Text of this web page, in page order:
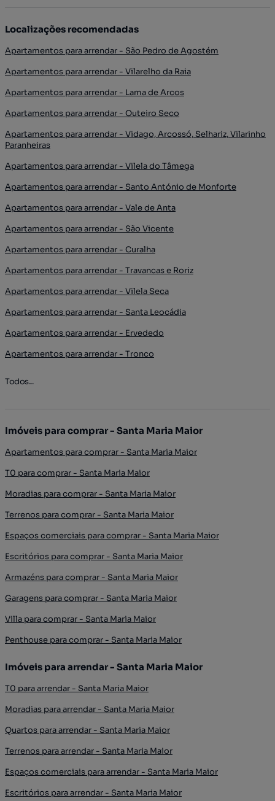
Localizações recomendadas
Apartamentos para arrendar - São Pedro de Agostém
Apartamentos para arrendar - Vilarelho da Raia
Apartamentos para arrendar - Lama de Arcos
Apartamentos para arrendar - Outeiro Seco
Apartamentos para arrendar - Vidago, Arcossó, Selhariz, Vilarinho
Paranheiras
Apartamentos para arrendar - Vilela do Tâmega
Apartamentos para arrendar - Santo António de Monforte
Apartamentos para arrendar - Vale de Anta
Apartamentos para arrendar - São Vicente
Apartamentos para arrendar - Curalha
Apartamentos para arrendar - Travancas e Roriz
Apartamentos para arrendar - Vilela Seca
Apartamentos para arrendar - Santa Leocádia
Apartamentos para arrendar - Ervededo
Apartamentos para arrendar - Tronco
Todos...
Imóveis para comprar - Santa Maria Maior
Apartamentos para comprar - Santa Maria Maior
T0 para comprar - Santa Maria Maior
Moradias para comprar - Santa Maria Maior
Terrenos para comprar - Santa Maria Maior
Espaços comerciais para comprar - Santa Maria Maior
Escritórios para comprar - Santa Maria Maior
Armazéns para comprar - Santa Maria Maior
Garagens para comprar - Santa Maria Maior
Villa para comprar - Santa Maria Maior
Penthouse para comprar - Santa Maria Maior
Imóveis para arrendar - Santa Maria Maior
T0 para arrendar - Santa Maria Maior
Moradias para arrendar - Santa Maria Maior
Quartos para arrendar - Santa Maria Maior
Terrenos para arrendar - Santa Maria Maior
Espaços comerciais para arrendar - Santa Maria Maior
Escritórios para arrendar - Santa Maria Maior